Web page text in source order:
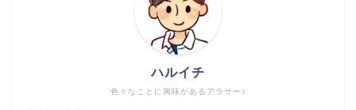
色々なことに興味があるアラサー♪
ハルイチ